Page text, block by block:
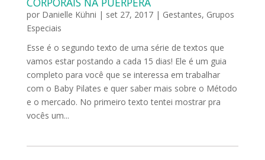
por Danielle Kühni | set 27, 2017| Gestantes, Grupos
Especiais
Esse é o segundo texto de uma série de textos que
vamos estar postando a cada 15 dias! Ele é um guia
completo para você que se interessa em trabalhar
com o Baby Pilates e quer saber mais sobre o Método
e o mercado. No primeiro texto tentei mostrar pra
vocês um...